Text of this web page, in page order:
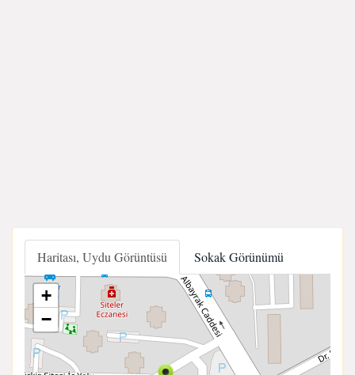
Haritası, Uydu Görüntüsü Sokak Görünümü
+
−